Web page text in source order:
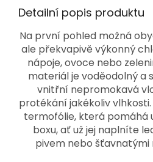
Detailní popis produktu
Na první pohled možná
ale překvapivě výkonný
nápoje, ovoce nebo
materiál je voděodolný a
vnitřní nepromokavá
protékání jakékoliv
termofólie, která pomáhá
boxu, ať už jej naplníte
pivem nebo šťavnatými